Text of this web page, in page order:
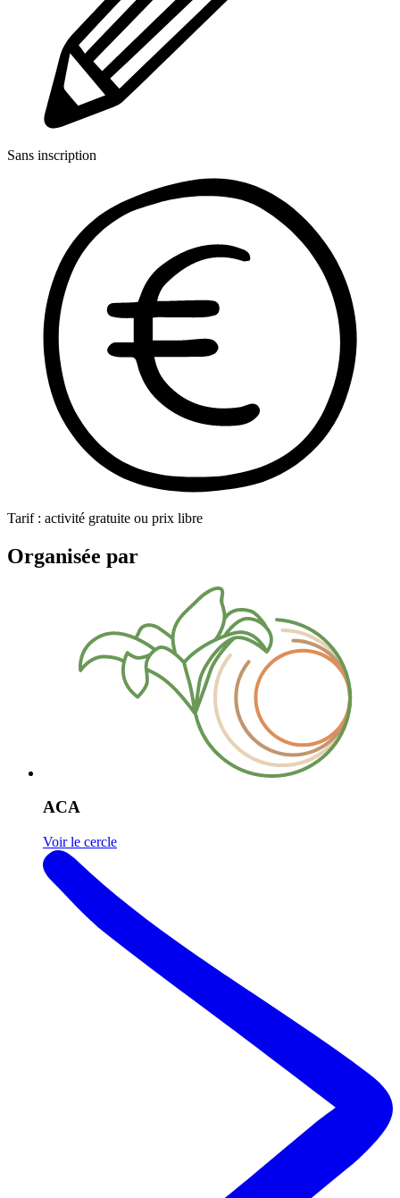
Sans inscription
Tarif : activité gratuite ou prix libre
Organisée par
ACA
Voir le cercle